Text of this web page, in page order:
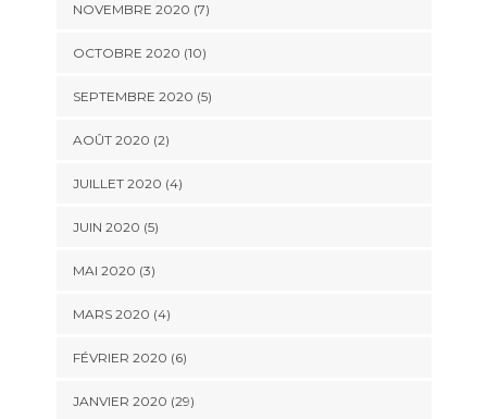
NOVEMBRE 2020 (7)
OCTOBRE 2020 (10)
SEPTEMBRE 2020 (5)
AOÛT 2020 (2)
JUILLET 2020 (4)
JUIN 2020 (5)
MAI 2020 (3)
MARS 2020 (4)
FÉVRIER 2020 (6)
JANVIER 2020 (29)